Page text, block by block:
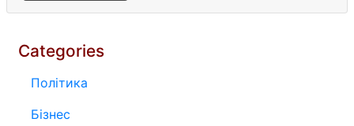
Categories
Політика
Бізнес